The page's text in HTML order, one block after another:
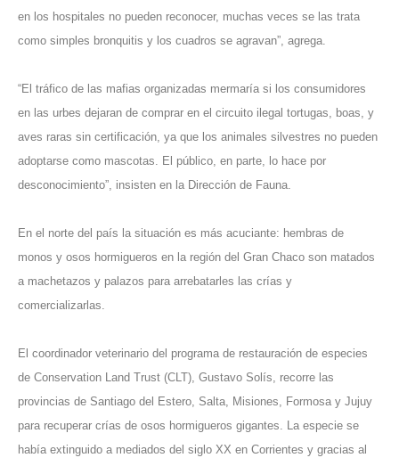
en los hospitales no pueden reconocer, muchas veces se las trata
como simples bronquitis y los cuadros se agravan”, agrega.
“El tráfico de las mafias organizadas mermaría si los consumidores
en las urbes dejaran de comprar en el circuito ilegal tortugas, boas, y
aves raras sin certificación, ya que los animales silvestres no pueden
adoptarse como mascotas. El público, en parte, lo hace por
desconocimiento”, insisten en la Dirección de Fauna.
En el norte del país la situación es más acuciante: hembras de
monos y osos hormigueros en la región del Gran Chaco son matados
a machetazos y palazos para arrebatarles las crías y
comercializarlas.
El coordinador veterinario del programa de restauración de especies
de Conservation Land Trust (CLT), Gustavo Solís, recorre las
provincias de Santiago del Estero, Salta, Misiones, Formosa y Jujuy
para recuperar crías de osos hormigueros gigantes. La especie se
había extinguido a mediados del siglo XX en Corrientes y gracias al